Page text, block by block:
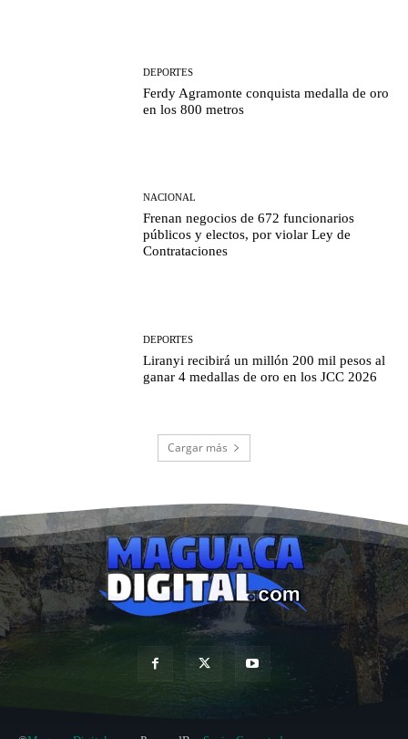
DEPORTES
Ferdy Agramonte conquista medalla de oro
en los 800 metros
NACIONAL
Frenan negocios de 672 funcionarios
públicos y electos, por violar Ley de
Contrataciones
DEPORTES
Liranyi recibirá un millón 200 mil pesos al
ganar 4 medallas de oro en los JCC 2026
Cargar más